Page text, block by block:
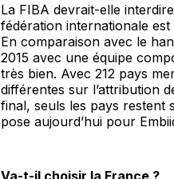
La FIBA devrait-elle
fédération internationale
En comparaison avec le
2015 avec une équipe
très bien. Avec 212 pays
différentes sur l’attribution
final, seuls les pays restent
pose aujourd’hui pour
Va-t-il choisir la France ?